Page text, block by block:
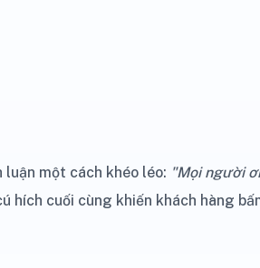
luận một cách khéo léo: "Mọi người
hích cuối cùng khiến khách hàng